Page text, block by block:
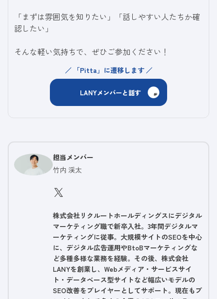
「まずは雰囲気を知りたい」「話しやすい人たちか確
認したい」
そんな軽い気持ちで、ぜひご参加ください！
「Pitta」に遷移します
LANYメンバーと話す
担当メンバー
竹内 渓太
株式会社リクルートホールディングスにデジタル
マーケティング職で新卒入社。3年間デジタルマ
ーケティングに従事。大規模サイトのSEOを中心
に、デジタル広告運用やBtoBマーケティングな
ど多種多様な業務を経験。その後、株式会社
LANYを創業し、Webメディア・サービスサイ
ト・データベース型サイトなど幅広いモデルの
SEO改善をプレイヤーとしてサポート。現在もプ